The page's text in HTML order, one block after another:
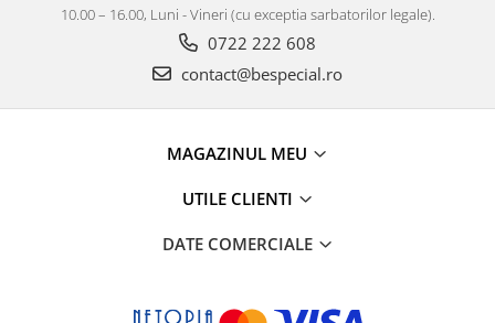
10.00 – 16.00, Luni - Vineri (cu exceptia sarbatorilor legale).
0722 222 608
contact@bespecial.ro
MAGAZINUL MEU
UTILE CLIENTI
DATE COMERCIALE